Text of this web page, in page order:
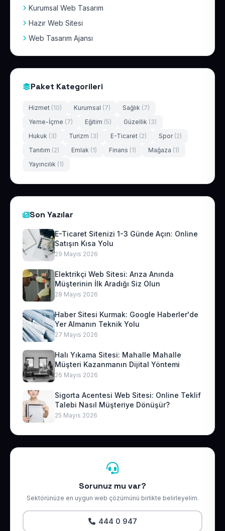
Kurumsal Web Tasarım
Hazır Web Sitesi
Web Tasarım Ajansı
Paket Kategorileri
Hizmet (10) Kurumsal (7) Sağlık (7)
Yeme-İçme (7) Eğitim (5) Güzellik (3)
Hukuk (3) Turizm (3) E-Ticaret (2) Spor (2)
Tanıtım (2) Emlak (1) Finans (1) Mağaza (1)
Yayıncılık (1)
Son Yazılar
E-Ticaret Sitenizi 1-3 Günde Açın: Online
Satışın Kısa Yolu
29 Mayıs 2026
Elektrikçi Web Sitesi: Arıza Anında
Müşterinin İlk Aradığı Siz Olun
28 Mayıs 2026
Haber Sitesi Kurmak: Google Haberler'de
Yer Almanın Teknik Yolu
27 Mayıs 2026
Halı Yıkama Sitesi: Mahalle Mahalle
Müşteri Kazanmanın Dijital Yöntemi
26 Mayıs 2026
Sigorta Acentesi Web Sitesi: Online Teklif
Talebi Nasıl Müşteriye Dönüşür?
25 Mayıs 2026
Sorunuz mu var?
Sektörünüze en uygun web çözümünü birlikte belirleyelim.
444 0 947